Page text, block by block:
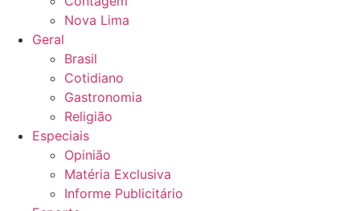
Nova Lima
Geral
Brasil
Cotidiano
Gastronomia
Religião
Especiais
Opinião
Matéria Exclusiva
Informe Publicitário